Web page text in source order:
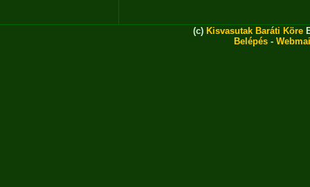
(c) Kisvasutak Baráti Köre
Belépés -